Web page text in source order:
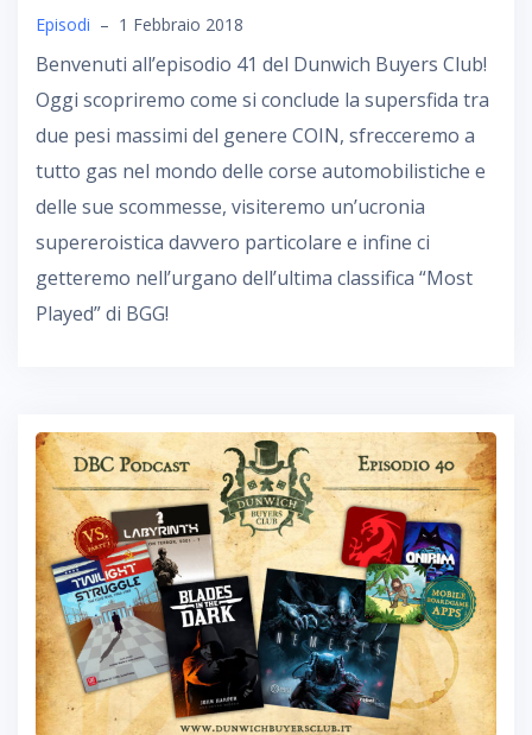
Episodi – 1 Febbraio 2018
Benvenuti all’episodio 41 del Dunwich Buyers Club!
Oggi scopriremo come si conclude la supersfida tra
due pesi massimi del genere COIN, sfrecceremo a
tutto gas nel mondo delle corse automobilistiche e
delle sue scommesse, visiteremo un’ucronia
supereroistica davvero particolare e infine ci
getteremo nell’urgano dell’ultima classifica “Most
Played” di BGG!